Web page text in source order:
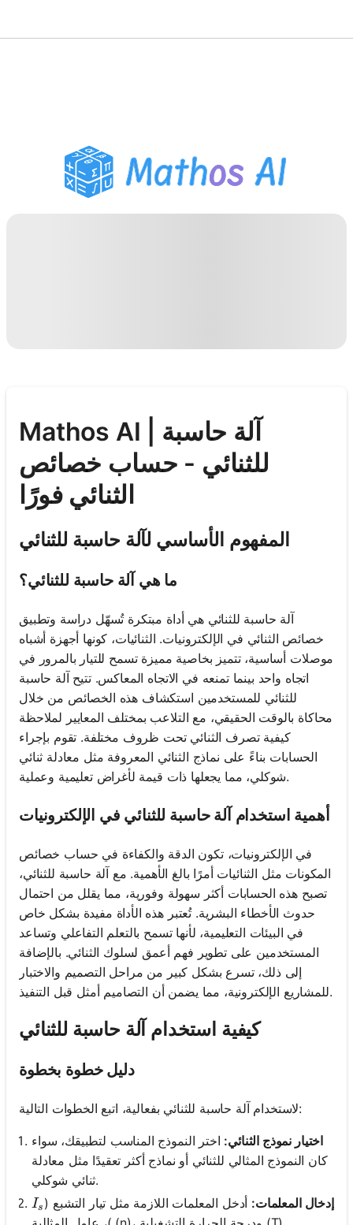
مساعد واجبات PDF
أدوات الدراسة
Mathos AI | آلة حاسبة
للثنائي - حساب خصائص
الثنائي فورًا
المفهوم الأساسي لآلة حاسبة للثنائي
ما هي آلة حاسبة للثنائي؟
آلة حاسبة للثنائي هي أداة مبتكرة تُسهّل دراسة وتطبيق
خصائص الثنائي في الإلكترونيات. الثنائيات، كونها أجهزة أشباه
موصلات أساسية، تتميز بخاصية مميزة تسمح للتيار بالمرور في
اتجاه واحد بينما تمنعه في الاتجاه المعاكس. تتيح آلة حاسبة
للثنائي للمستخدمين استكشاف هذه الخصائص من خلال
محاكاة بالوقت الحقيقي، مع التلاعب بمختلف المعايير لملاحظة
كيفية تصرف الثنائي تحت ظروف مختلفة. تقوم بإجراء
الحسابات بناءً على نماذج الثنائي المعروفة مثل معادلة ثنائي
شوكلي، مما يجعلها ذات قيمة لأغراض تعليمية وعملية.
أهمية استخدام آلة حاسبة للثنائي في الإلكترونيات
في الإلكترونيات، تكون الدقة والكفاءة في حساب خصائص
المكونات مثل الثنائيات أمرًا بالغ الأهمية. مع آلة حاسبة للثنائي،
تصبح هذه الحسابات أكثر سهولة وفورية، مما يقلل من احتمال
حدوث الأخطاء البشرية. تُعتبر هذه الأداة مفيدة بشكل خاص
في البيئات التعليمية، لأنها تسمح بالتعلم التفاعلي وتساعد
المستخدمين على تطوير فهم أعمق لسلوك الثنائي. بالإضافة
إلى ذلك، تسرع بشكل كبير من مراحل التصميم والاختبار
للمشاريع الإلكترونية، مما يضمن أن التصاميم أمثل قبل التنفيذ.
كيفية استخدام آلة حاسبة للثنائي
دليل خطوة بخطوة
لاستخدام آلة حاسبة للثنائي بفعالية، اتبع الخطوات التالية:
اختيار نموذج الثنائي: اختر النموذج المناسب لتطبيقك، سواء
كان النموذج المثالي للثنائي أو نماذج أكثر تعقيدًا مثل معادلة
ثنائي شوكلي.
إدخال المعلمات: أدخل المعلمات اللازمة مثل تيار التشبع (I_s
Is